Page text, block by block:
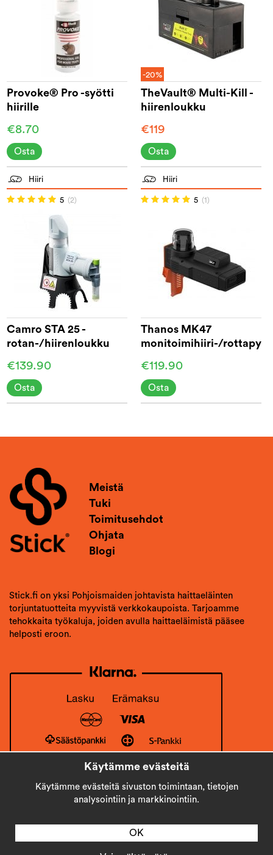
Provoke® Pro -syötti
hiirille
€8.70
Osta
-20%
TheVault® Multi-Kill -
hiirenloukku
€119
Osta
Hiiri
5 (2)
Camro STA 25 -
rotan-/hiirenloukku
€139.90
Osta
Hiiri
5 (1)
Thanos MK47
monitoimihiiri-/
€119.90
Osta
Meistä
Tuki
Toimitusehdot
Ohjata
Blogi
Stick.fi on yksi Pohjoismaiden johtavista haittaeläinten
torjuntatuotteita myyvistä verkkokaupoista. Tarjoamme
tehokkaita työkaluja, joiden avulla haittaeläimistä pääsee
helposti eroon.
Käytämme evästeitä
Käytämme evästeitä sivuston toimintaan, tietojen
analysointiin ja markkinointiin.
OK